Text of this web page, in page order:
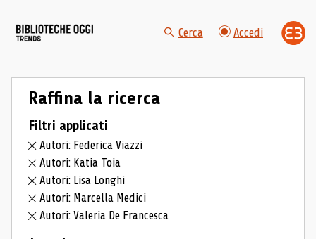
Cerca Accedi
Raffina la ricerca
Filtri applicati
Autori: Federica Viazzi
Autori: Katia Toia
Autori: Lisa Longhi
Autori: Marcella Medici
Autori: Valeria De Francesca